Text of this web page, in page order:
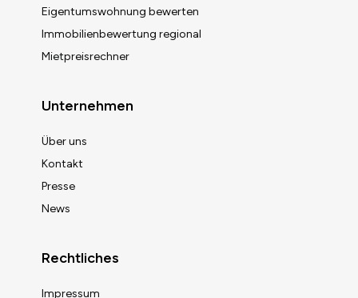
Eigentumswohnung bewerten
Immobilienbewertung regional
Mietpreisrechner
Unternehmen
Über uns
Kontakt
Presse
News
Rechtliches
Impressum